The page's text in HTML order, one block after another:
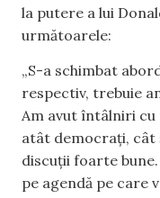
la putere a lui
următoarele:
„S-a schimbat
respectiv, trebuie
Am avut întâlniri
atât democrați, cât
discuții foarte
pe agendă pe care